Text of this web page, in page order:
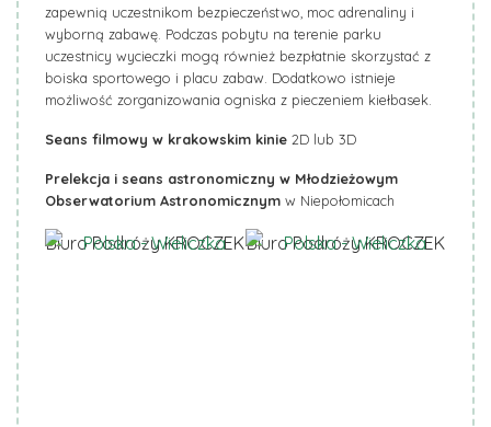
zapewnią uczestnikom bezpieczeństwo, moc adrenaliny i
wyborną zabawę. Podczas pobytu na terenie parku
uczestnicy wycieczki mogą również bezpłatnie skorzystać z
boiska sportowego i placu zabaw. Dodatkowo istnieje
możliwość zorganizowania ogniska z pieczeniem kiełbasek.
Seans filmowy w krakowskim kinie 2D lub 3D
Prelekcja i seans astronomiczny w Młodzieżowym
Obserwatorium Astronomicznym w Niepołomicach
Biuro Podróży KROCZEKBiuro Podróży KROCZEK